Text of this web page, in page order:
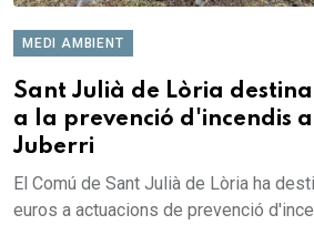
MEDI AMBIENT
Sant Julià de Lòria
a la prevenció d'incendis
Juberri
El Comú de Sant Julià de Lòria ha
euros a actuacions de prevenció